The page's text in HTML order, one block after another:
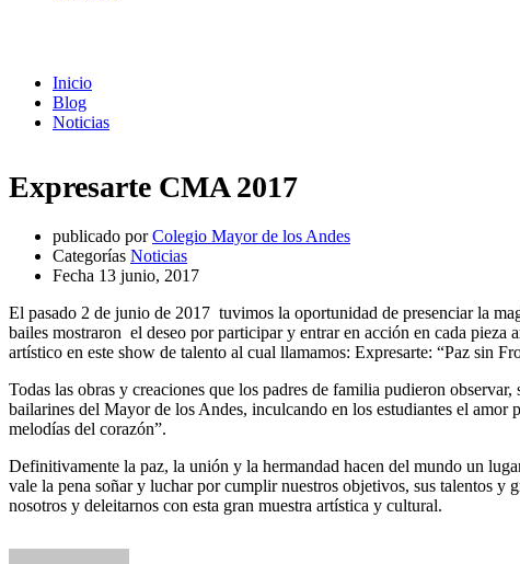
Inicio
Blog
Noticias
Expresarte CMA 2017
publicado por Colegio Mayor de los Andes
Categorías Noticias
Fecha 13 junio, 2017
El pasado 2 de junio de 2017 tuvimos la oportunidad de presenciar la
bailes mostraron el deseo por participar y entrar en acción en cada
artístico en este show de talento al cual llamamos: Expresarte: “Paz sin
Todas las obras y creaciones que los padres de familia pudieron
bailarines del Mayor de los Andes, inculcando en los estudiantes el
melodías del corazón”.
Definitivamente la paz, la unión y la hermandad hacen del mundo un
vale la pena soñar y luchar por cumplir nuestros objetivos, sus talentos
nosotros y deleitarnos con esta gran muestra artística y cultural.